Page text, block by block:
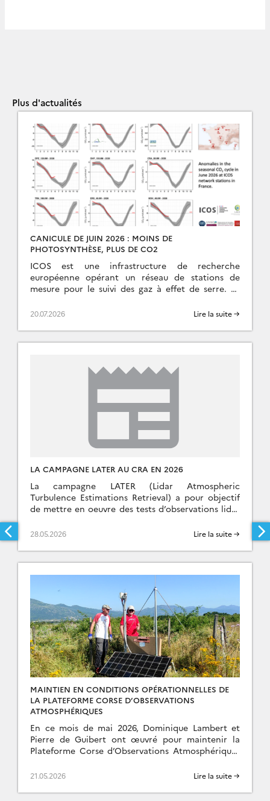
Plus d'actualités
CANICULE DE JUIN 2026 : MOINS DE
PHOTOSYNTHÈSE, PLUS DE CO2
ICOS est une infrastructure de recherche
européenne opérant un réseau de stations de
mesure pour le suivi des gaz à effet de serre. Le
20.07.2026 Lire la suite →
LA CAMPAGNE LATER AU CRA EN 2026
La campagne LATER (Lidar Atmospheric
Turbulence Estimations Retrieval) a pour objectif
de mettre en oeuvre des tests d’observations lidar
atmosphérique. La campagne vise des […]
28.05.2026 Lire la suite →
MAINTIEN EN CONDITIONS OPÉRATIONNELLES DE
LA PLATEFORME CORSE D’OBSERVATIONS
ATMOSPHÉRIQUES
En ce mois de mai 2026, Dominique Lambert et
Pierre de Guibert ont œuvré pour maintenir la
Plateforme Corse d’Observations Atmosphériques
en partenariat avec […]
21.05.2026 Lire la suite →